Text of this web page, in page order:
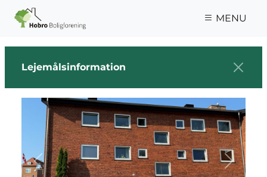
Gå til hovedindhold
MENU
Lejemålsinformation
Previous Next